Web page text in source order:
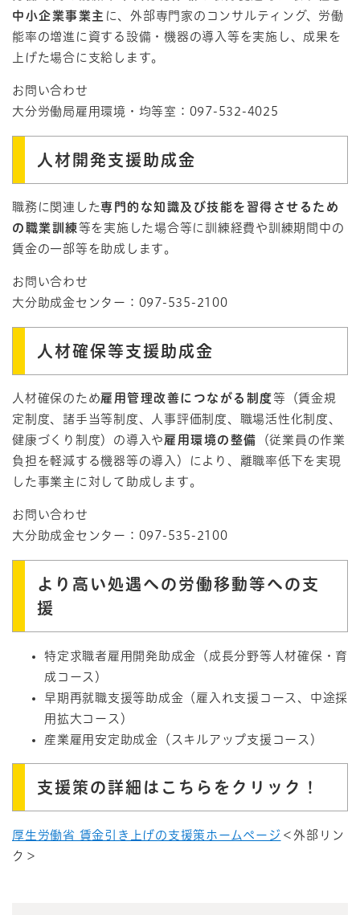
中小企業事業主 に、外部専門家のコンサルティング、労働
能率の増進に資する設備・機器の導入等を実施し、成果を
上げた場合に支給します。
お問い合わせ
大分労働局雇用環境・均等室：097-532-4025
人材開発支援助成金
職務に関連した専門的な知識及び技能を習得させるため
の職業訓練 等を実施した場合等に訓練経費や訓練期間中の
賃金の一部等を助成します。
お問い合わせ
大分助成金センター：097-535-2100
人材確保等支援助成金
人材確保のため雇用管理改善につながる制度 等（賃金規
定制度、諸手当等制度、人事評価制度、職場活性化制度、
健康づくり制度）の導入や 雇用環境の整備 （従業員の作業
負担を軽減する機器等の導入）により、離職率低下を実現
した事業主に対して助成します。
お問い合わせ
大分助成金センター：097-535-2100
より高い処遇への労働移動等への支
援
特定求職者雇用開発助成金（成長分野等人材確保・育
成コース）
早期再就職支援等助成金（雇入れ支援コース、中途採
用拡大コース）
産業雇用安定助成金（スキルアップ支援コース）
支援策の詳細はこちらをクリック！
厚生労働省 賃金引き上げの支援策ホームページ ＜外部リン
ク＞